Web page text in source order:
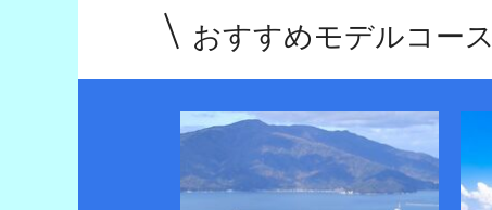
おすすめモデルコース